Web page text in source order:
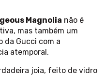
Magnolia não é
mas também um
da Gucci com a
atemporal.
joia, feito de vidro